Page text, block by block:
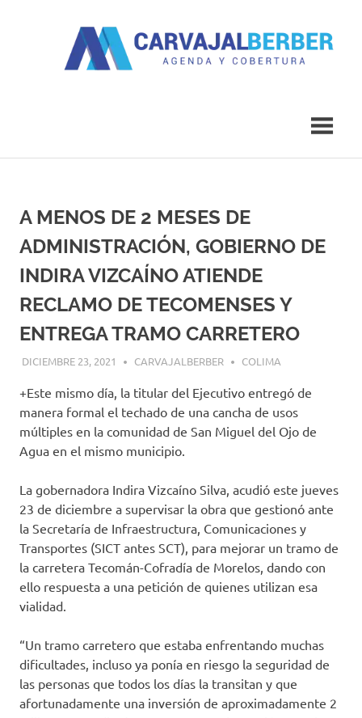
A MENOS DE 2 MESES DE
ADMINISTRACIÓN, GOBIERNO DE
INDIRA VIZCAÍNO ATIENDE
RECLAMO DE TECOMENSES Y
ENTREGA TRAMO CARRETERO
DICIEMBRE 23, 2021 CARVAJALBERBER COLIMA
+Este mismo día, la titular del Ejecutivo entregó de
manera formal el techado de una cancha de usos
múltiples en la comunidad de San Miguel del Ojo de
Agua en el mismo municipio.
La gobernadora Indira Vizcaíno Silva, acudió este jueves
23 de diciembre a supervisar la obra que gestionó ante
la Secretaría de Infraestructura, Comunicaciones y
Transportes (SICT antes SCT), para mejorar un tramo de
la carretera Tecomán-Cofradía de Morelos, dando con
ello respuesta a una petición de quienes utilizan esa
vialidad.
“Un tramo carretero que estaba enfrentando muchas
dificultades, incluso ya ponía en riesgo la seguridad de
las personas que todos los días la transitan y que
afortunadamente una inversión de aproximadamente 2